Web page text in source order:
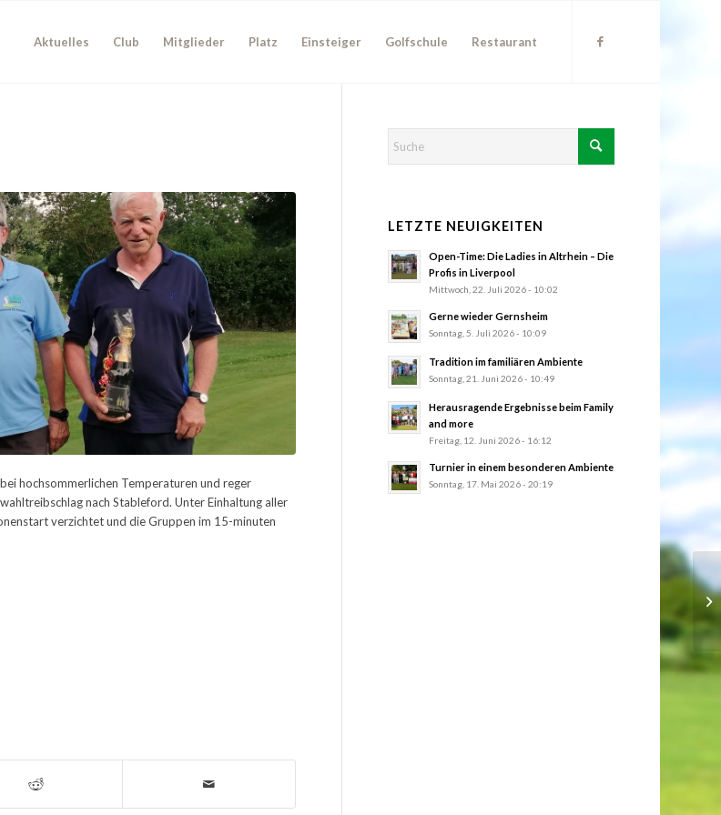
Aktuelles Club Mitglieder Platz Einsteiger Golfschule Restaurant
hochsommerlichen Temperaturen und reger
nach Stableford. Unter Einhaltung aller
verzichtet und die Gruppen im 15-minuten
LETZTE NEUIGKEITEN
Open-Time: Die Ladies in Altrhein – Die
Profis in Liverpool
Mittwoch, 22. Juli 2026 - 10:02
Gerne wieder Gernsheim
Sonntag, 5. Juli 2026 - 10:09
Tradition im familiären Ambiente
Sonntag, 21. Juni 2026 - 10:49
Herausragende Ergebnisse beim Family
and more
Freitag, 12. Juni 2026 - 16:12
Turnier in einem besonderen Ambiente
Sonntag, 17. Mai 2026 - 20:19